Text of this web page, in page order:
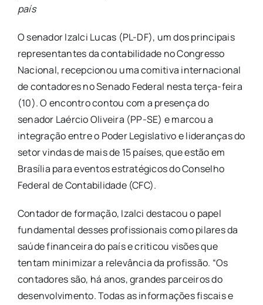
país
O senador Izalci Lucas (PL-DF), um dos principais
representantes da contabilidade no Congresso
Nacional, recepcionou uma comitiva internacional
de contadores no Senado Federal nesta terça-feira
(10). O encontro contou com a presença do
senador Laércio Oliveira (PP-SE) e marcou a
integração entre o Poder Legislativo e lideranças do
setor vindas de mais de 15 países, que estão em
Brasília para eventos estratégicos do Conselho
Federal de Contabilidade (CFC).
Contador de formação, Izalci destacou o papel
fundamental desses profissionais como pilares da
saúde financeira do país e criticou visões que
tentam minimizar a relevância da profissão. “Os
contadores são, há anos, grandes parceiros do
desenvolvimento. Todas as informações fiscais e